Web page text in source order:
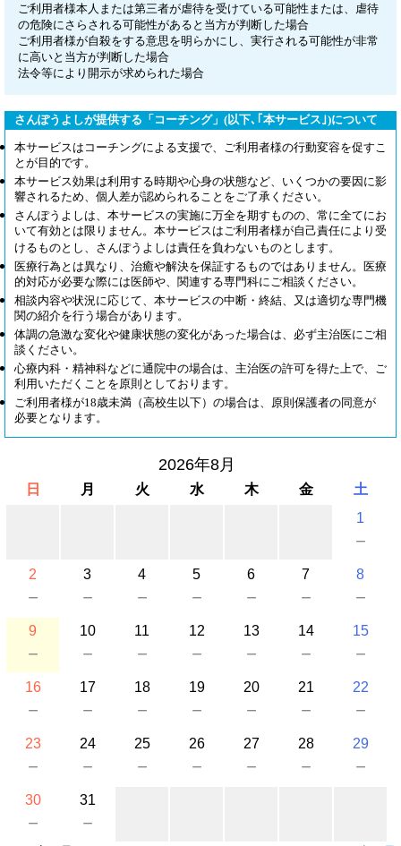
ご利用者様本人または第三者が虐待を受けている可能性または、虐待
の危険にさらされる可能性があると当方が判断した場合
ご利用者様が自殺をする意思を明らかにし、実行される可能性が非常
に高いと当方が判断した場合
法令等により開示が求められた場合
さんぽうよしが提供する「コーチング」(以下､｢本サービス｣)について
本サービスはコーチングによる支援で、ご利用者様の行動変容を促すこ
とが目的です。
本サービス効果は利用する時期や心身の状態など、いくつかの要因に影
響されるため、個人差が認められることをご了承ください。
さんぽうよしは、本サービスの実施に万全を期すものの、常に全てにお
いて有効とは限りません。本サービスはご利用者様が自己責任により受
けるものとし、さんぽうよしは責任を負わないものとします。
医療行為とは異なり、治癒や解決を保証するものではありません。医療
的対応が必要な際には医師や、関連する専門科にご相談ください。
相談内容や状況に応じて、本サービスの中断・終結、又は適切な専門機
関の紹介を行う場合があります。
体調の急激な変化や健康状態の変化があった場合は、必ず主治医にご相
談ください。
心療内科・精神科などに通院中の場合は、主治医の許可を得た上で、ご
利用いただくことを原則としております。
ご利用者様が18歳未満（高校生以下）の場合は、原則保護者の同意が
必要となります。
2026年8月
日 月 火 水 木 金
土
1
－
2
－
3
－
4
－
5
－
6
－
7
－
8
－
9
－
10
－
11
－
12
－
13
－
14
－
15
－
16
－
17
－
18
－
19
－
20
－
21
－
22
－
23
－
24
－
25
－
26
－
27
－
28
－
29
－
30
－
31
－